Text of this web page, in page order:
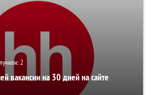
2
вакансии на 30 дней на сайте